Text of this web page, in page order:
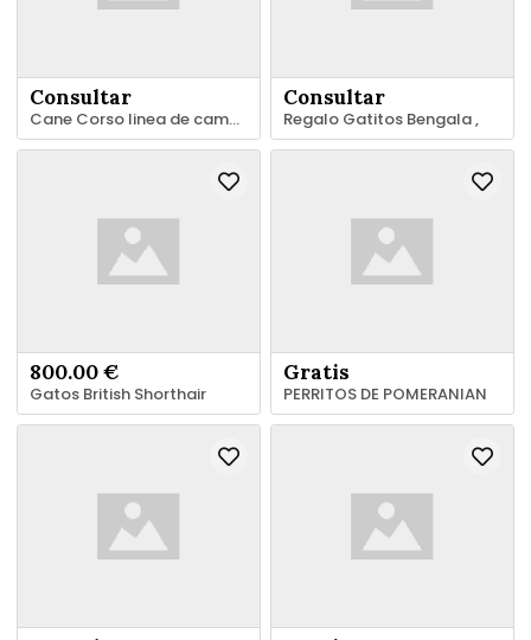
Consultar
Cane Corso linea de campeones de Belleza
Consultar
Regalo Gatitos Bengala ,
800.00 €
Gatos British Shorthair
Gratis
PERRITOS DE POMERANIAN